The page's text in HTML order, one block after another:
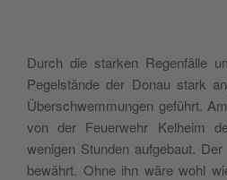
Durch die star­ken Regen­fäl­le
Pegel­stän­de der Donau stark
Über­schwem­mun­gen geführt.
von der Feu­er­wehr Kel­heim
weni­gen Stun­den auf­ge­baut.
bewährt. Ohne ihn wäre wohl